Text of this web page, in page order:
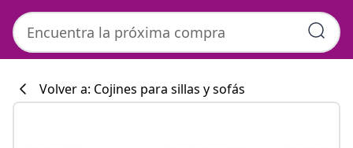
Volver a: Cojines para sillas y sofás